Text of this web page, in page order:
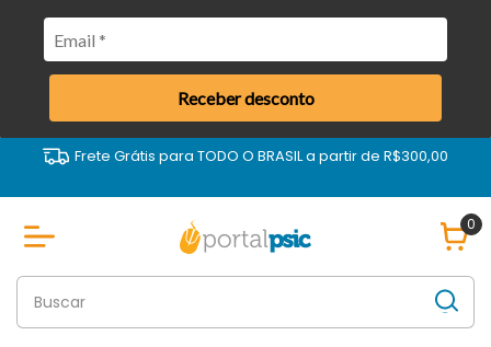
Receber desconto
Frete Grátis para TODO O BRASIL a partir de R$300,00
0